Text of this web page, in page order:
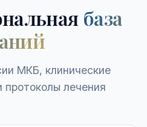
база
МКБ, клинические
протоколы лечения